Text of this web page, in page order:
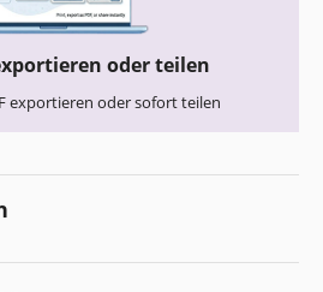
oder teilen
exportieren oder sofort teilen